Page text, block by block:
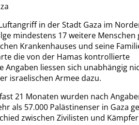
in der Stadt Gaza im
mindestens 17 weitere
Krankenhauses und seine
die von der Hamas kontrollierte
Angaben liessen sich unabhängig
israelischen Armee dazu.
21 Monaten wurden nach
als 57.000 Palästinenser in Gaza
zwischen Zivilisten und